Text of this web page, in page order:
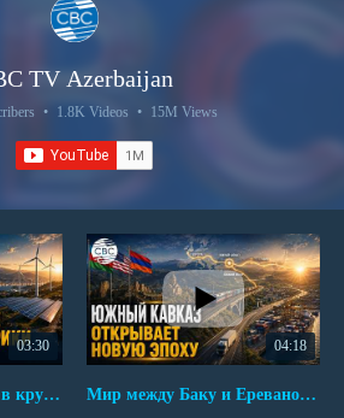
TV Azerbaijan
• 1.8K Videos • 15M Views
03:30
SOFAZ инвестировал в крупнейшего независимого производителя электроэнергии Перу
04:18
Мир между Баку и Ереваном запускает крупные логистические проекты